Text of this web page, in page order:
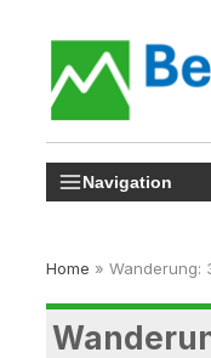
Navigation
Home » Wanderung: